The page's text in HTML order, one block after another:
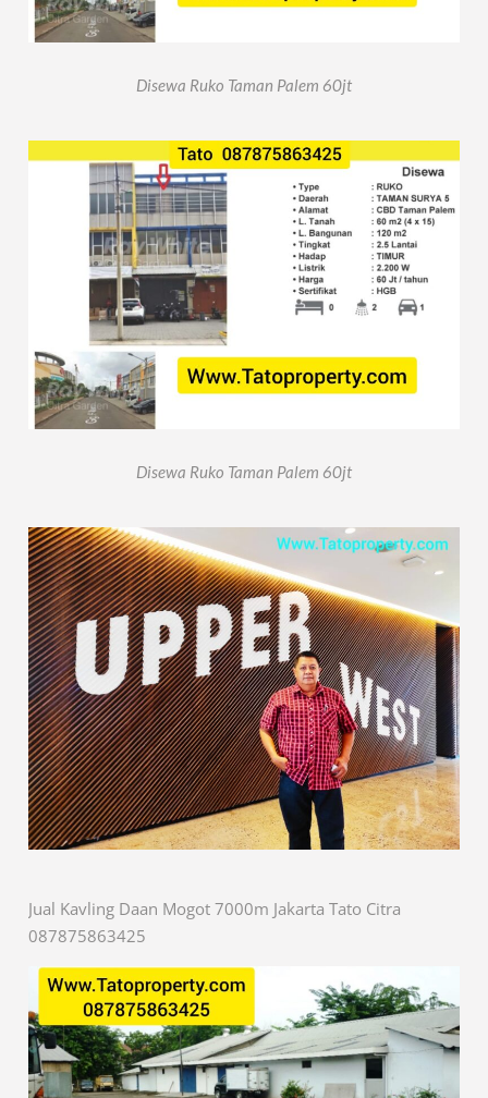
Disewa Ruko Taman Palem 60jt
Disewa Ruko Taman Palem 60jt
Jual Kavling Daan Mogot 7000m Jakarta Tato Citra
087875863425